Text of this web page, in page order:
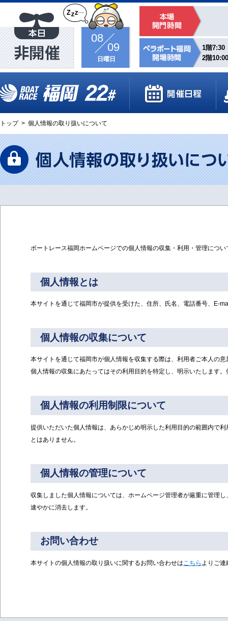
08
09
日曜日
1階7:30
2階10:00
トップ > 個人情報の取り扱いについて
ボートレース福岡ホームページでの個人情報の収集・利用・管理につ
個人情報とは
本サイトを通じて福岡市が提供を受けた、住所、氏名、電話番号、E-
個人情報の収集について
本サイトを通じて福岡市が個人情報を収集する際は、利用者ご本人の
個人情報の収集にあたってはその利用目的を特定し、明示いたします
個人情報の利用制限について
提供いただいた個人情報は、あらかじめ明示した利用目的の範囲内で
とはありません。
個人情報の管理について
収集しました個人情報については、ホームページ管理者が厳重に管理
速やかに消去します。
お問い合わせ
本サイトの個人情報の取り扱いに関するお問い合わせはこちら よりご連